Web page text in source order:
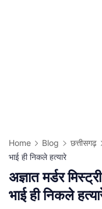
Home Blog छत्तीसगढ़
भाई ही निकले हत्यारे
अज्ञात मर्डर
भाई ही निकले